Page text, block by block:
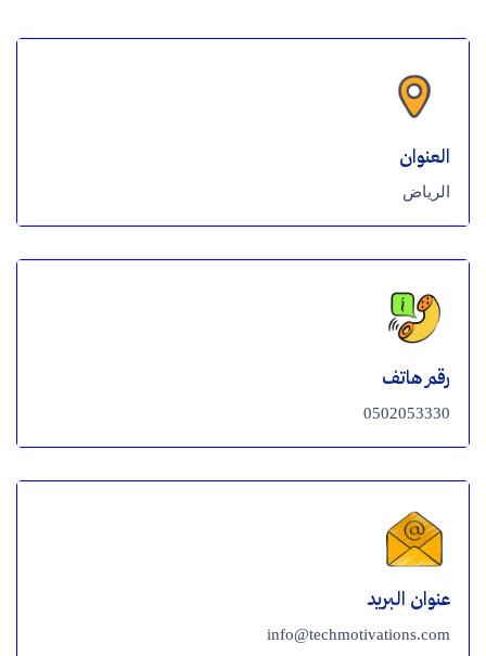
العنوان
الرياض
رقم هاتف
0502053330
عنوان البريد
info@techmotivations.com